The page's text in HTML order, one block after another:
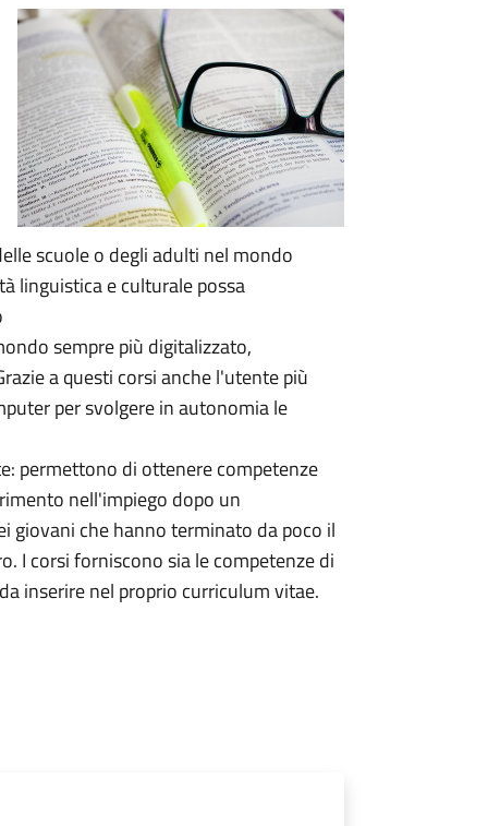
scuole o degli adulti nel mondo
linguistica e culturale possa
sempre più digitalizzato,
a questi corsi anche l'utente più
per svolgere in autonomia le
permettono di ottenere competenze
nell'impiego dopo un
giovani che hanno terminato da poco il
I corsi forniscono sia le competenze di
inserire nel proprio curriculum vitae.